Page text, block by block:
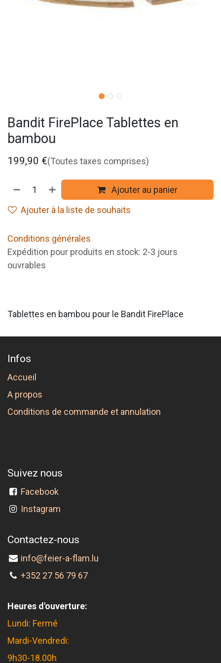
Bandit FirePlace Tablettes en
bambou
199,90 €(Toutes taxes comprises)
Ajouter au panier
Ajouter à la liste de souhaits
Conditions générales
Expédition pour produits en stock: 2-3 jours
ouvrables
Tablettes en bambou pour le Bandit FirePlace
Infos
Accueil
A propos
Conditions de commande et annulation
Suivez nous
Facebook
Instagram
Contactez-nous
info@feier-a-flam.lu
+352 27 56 79 67
Heures d'ouverture:
Lundi: Fermé
Mardi-Vendredi:
9h30-18.00h